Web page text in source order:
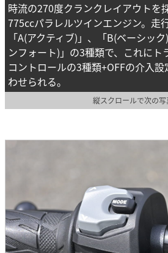
時流の270度クランクレイアウトを
775ccパラレルツインエンジン。走
「A(アクティブ)」、「B(ベーシッ
ンフォート)」の3種類で、これにト
コントロールの3種類+OFFの介入
わせられる。
縦スクロールで次の写